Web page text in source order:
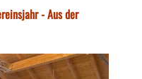
- Aus der